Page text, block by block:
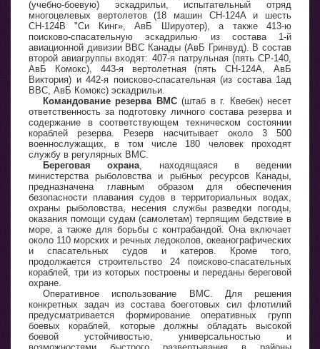
(учебно-боевую) эскадрильи, испытательный отряд
многоцелевых вертолетов (18 машин СН-124А и шесть
СН-124В "Си Кинг», АвБ Шируотер), а также 413-ю
поисково-спасательную эскадрилью из состава 1-й
авиационной дивизии ВВС Канады (АвБ Гринвуд). В состав
второй авиагруппы входят: 407-я патрульная (пять CP-140,
АвБ Комокс), 443-я вертолетная (пять СН-124А, АвБ
Виктория) и 442-я поисково-спасательная (из состава 1ад
ВВС, АвБ Комокс) эскадрильи.
Командование резерва ВМС(штаб в г. Квебек) несет
ответственность за подготовку личного состава резерва и
содержание в соответствующем техническом состоянии
кораблей резерва. Резерв насчитывает около 3 500
военнослужащих, в том числе 180 человек проходят
службу в регулярных ВМС.
Береговая охрана, находящаяся в ведении
министерства рыболовства и рыбных ресурсов Канады,
предназначена главным образом для обеспечения
безопасности плавания судов в территориальных водах,
охраны рыболовства, несения службы разведки погоды,
оказания помощи судам (самолетам) терпящим бедствие в
море, а также для борьбы с контрабандой. Она включает
около 110 морских и речных ледоколов, океанографических
и спасательных судов и катеров. Кроме того,
продолжается строительство 24 поисково-спасательных
кораблей, три из которых построены и переданы береговой
охране.
Оперативное использование ВМС. Для решения
конкретных задач из состава боеготовых сил флотилий
предусматривается формирование оперативных групп
боевых кораблей, которые должны обладать высокой
боевой устойчивостью, универсальностью и